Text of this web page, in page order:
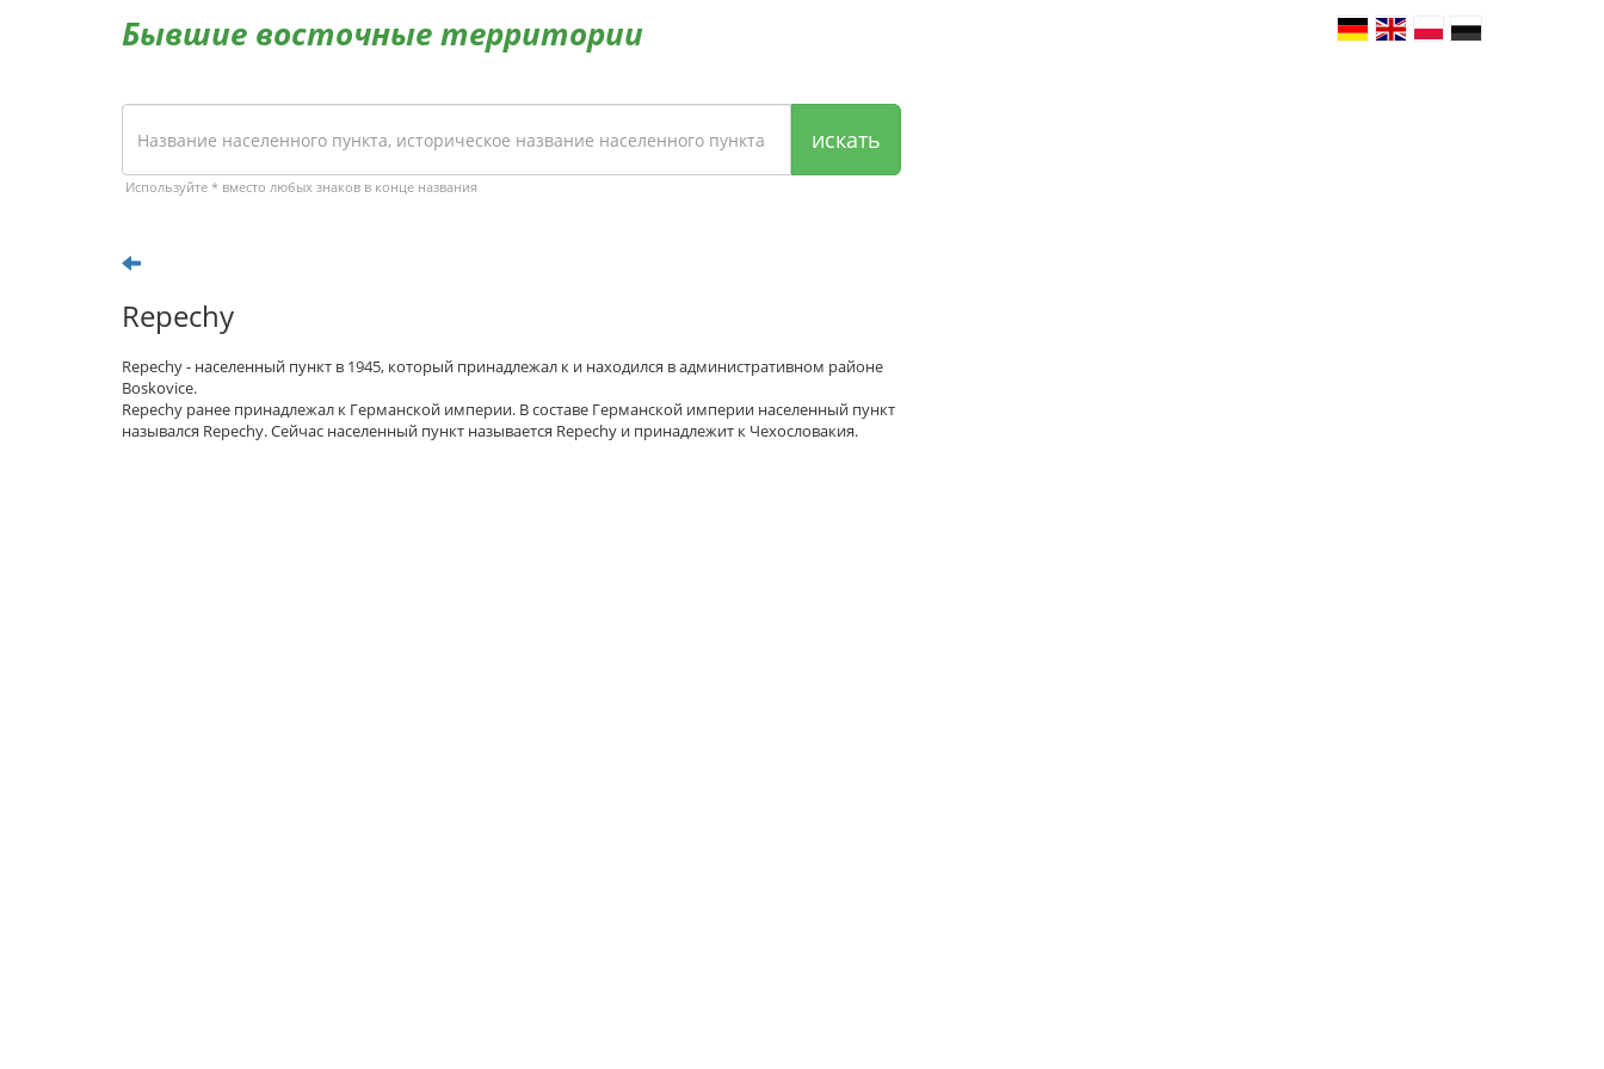
Бывшие восточные территории
искать
Используйте * вместо любых знаков в конце названия
Repechy
Repechy - населенный пункт в 1945, который принадлежал к и находился в административном районе
Boskovice.
Repechy ранее принадлежал к Германской империи. В составе Германской империи населенный пункт
назывался Repechy. Сейчас населенный пункт называется Repechy и принадлежит к Чехословакия.